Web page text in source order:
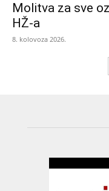
Molitva za sve
HŽ-a
8. kolovoza 2026.